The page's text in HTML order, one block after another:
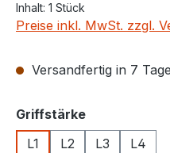
Inhalt: 1 Stück
Preise inkl. MwSt. zzgl.
Versandfertig in 7
Griffstärkeauswählen
L1
L2 L3 L4